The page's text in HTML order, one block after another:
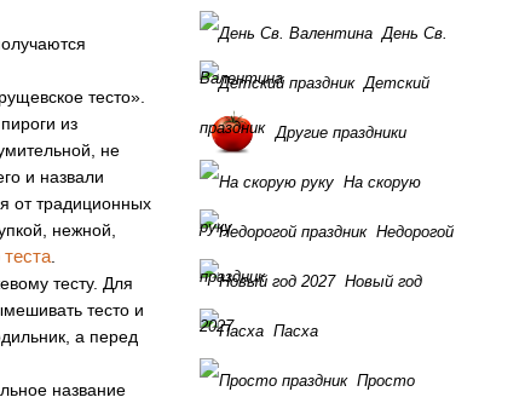
тесто».
из
не
и назвали
от традиционных
нежной,
тесту. Для
тесто и
а перед
название
День Св.
Валентина Детский
праздник Другие праздники
На скорую
руку Недорогой
праздник Новый год
2027 Пасха
Просто